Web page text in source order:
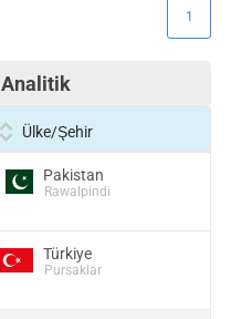
Analitik
1
Ülke/Şehir
Pakistan
Rawalpindi
Türkiye
Pursaklar